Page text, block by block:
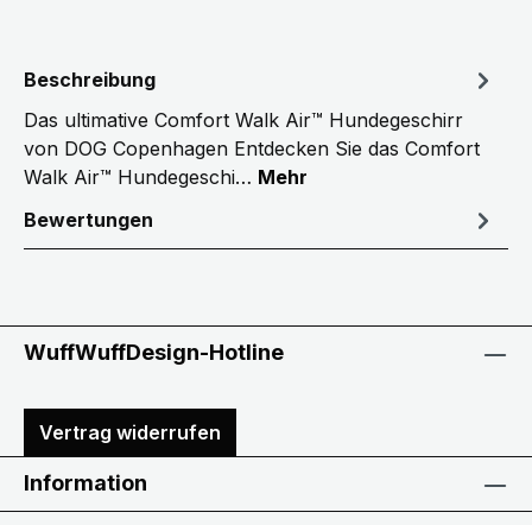
Beschreibung
Das ultimative Comfort Walk Air™ Hundegeschirr
von DOG Copenhagen Entdecken Sie das Comfort
Walk Air™ Hundegeschi… Mehr
Bewertungen
WuffWuffDesign-Hotline
Vertrag widerrufen
Information